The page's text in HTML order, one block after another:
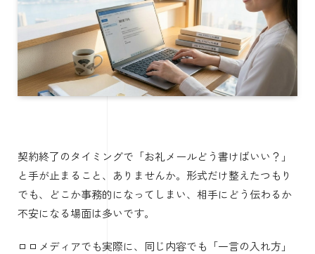
契約終了のタイミングで「お礼メールどう書けばいい？」
と手が止まること、ありませんか。形式だけ整えたつもり
でも、どこか事務的になってしまい、相手にどう伝わるか
不安になる場面は多いです。
ロロメディアでも実際に、同じ内容でも「一言の入れ方」